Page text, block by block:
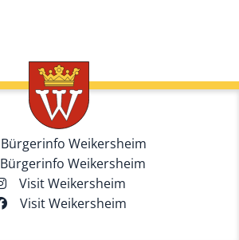
Bürgerinfo Weikersheim
Bürgerinfo Weikersheim
Visit Weikersheim
Visit Weikersheim